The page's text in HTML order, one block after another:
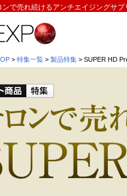
で売れ続けるアンチエイジングサ
> 特集一覧 > 製品特集 > SUPER HD